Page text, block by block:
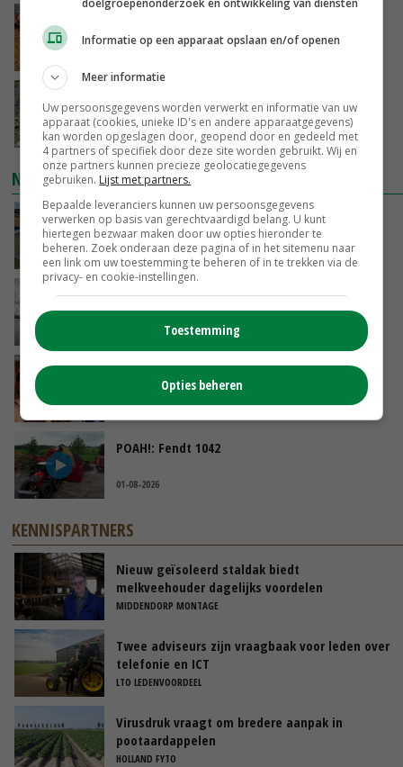
varkensvleesketen
maximaal 20 euro
GISTEREN, 14:59
NIEUWSTE VIDEO'S
Droogte veroorzaakt steeds meer problemen:
‘Bassin afgelopen week al leeg’
GISTEREN, 14:06
Koeien van enige drijvende boerderij ter
wereld zijn te koop
GISTEREN, 12:00
Danique in Canada: ‘Superveel schik gehad
tijdens stage’
04-08-2026
POAH!: Fendt 1042
01-08-2026
KENNISPARTNERS
Nieuw geïsoleerd staldak biedt
melkveehouder dagelijks voordelen
MIDDENDORP MONTAGE
Twee adviseurs zijn vraagbaak voor leden over
telefonie en ICT
LTO LEDENVOORDEEL
Virusdruk vraagt om bredere aanpak in
pootaardappelen
HOLLAND FYTO
doelgroepenonderzoek en ontwikkeling van diensten
Informatie op een apparaat opslaan en/of openen
Meer informatie
Uw persoonsgegevens worden verwerkt en informatie van uw
apparaat (cookies, unieke ID's en andere apparaatgegevens)
kan worden opgeslagen door, geopend door en gedeeld met
4 partners of specifiek door deze site worden gebruikt. Wij en
onze partners kunnen precieze geolocatiegegevens
gebruiken. Lijst met partners.
Bepaalde leveranciers kunnen uw persoonsgegevens
verwerken op basis van gerechtvaardigd belang. U kunt
hiertegen bezwaar maken door uw opties hieronder te
beheren. Zoek onderaan deze pagina of in het sitemenu naar
een link om uw toestemming te beheren of in te trekken via de
privacy- en cookie-instellingen.
Toestemming
Opties beheren